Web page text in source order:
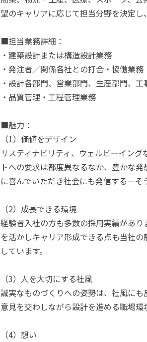
望のキャリアに応じて担当分野を決定し
■担当業務詳細：
・建築設計または構造設計業務
・発注者／関係各社との打合・協働業務
・設計各部門、営業部門、生産部門、
・品質管理・工程管理業務
■魅力：
（1）価値をデザイン
サスティナビリティ、ウェルビーイン
トへの要求は都度異なるなか、豊かな
に喜んでいただき社会にも発信する―そ
（2）成長できる環境
経験者入社の方も多数の採用実績があ
を活かしキャリア形成できる点も当社
しています。
（3）人を大切にする社風
誠実なものづくりへの姿勢は、社風に
意見を交わしながら設計を進める職場環
（4）想い